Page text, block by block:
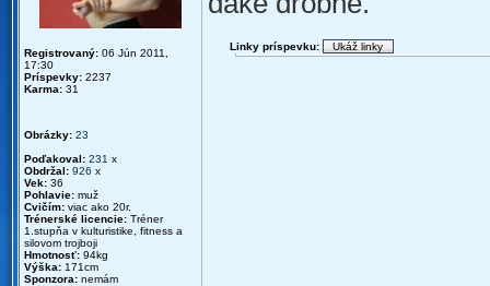
Registrovaný: 06 Jún 2011,
17:30
Príspevky: 2237
Karma: 31
Obrázky: 23
Poďakoval: 231 x
Obdržal: 926 x
Vek: 36
Pohlavie: muž
Cvičím: viac ako 20r.
Trénerské licencie: Tréner
1.stupňa v kulturistike, fitness a
silovom trojboji
Hmotnosť: 94kg
Výška: 171cm
Sponzora: nemám
Linky príspevku: